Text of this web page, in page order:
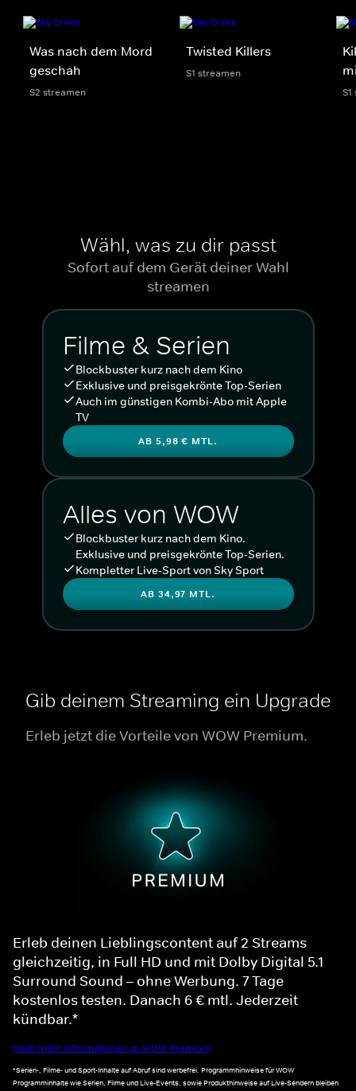
Was nach dem Mord
geschah
S2 streamen
Twisted Killers
S1 streamen
Wähl, was zu dir passt
Sofort auf dem Gerät deiner Wahl
streamen
Filme & Serien
Blockbuster kurz nach dem Kino
Exklusive und preisgekrönte Top-Serien
Auch im günstigen Kombi-Abo mit Apple
TV
AB 5,98 € MTL.
Alles von WOW
Blockbuster kurz nach dem Kino.
Exklusive und preisgekrönte Top-Serien.
Kompletter Live-Sport von Sky Sport
AB 34,97 MTL.
Gib deinem Streaming ein Upgrade
Erleb jetzt die Vorteile von WOW Premium.
Erleb deinen Lieblingscontent auf 2 Streams
gleichzeitig, in Full HD und mit Dolby Digital 5.1
Surround Sound – ohne Werbung. 7 Tage
kostenlos testen. Danach 6 € mtl. Jederzeit
kündbar.*
Noch mehr Informationen zu WOW Premium
*Serien-, Filme- und Sport-Inhalte auf Abruf sind werbefrei. Programmhinweise für WOW
Programminhalte wie Serien, Filme und Live-Events, sowie Produkthinweise auf Live-Sendern bleiben